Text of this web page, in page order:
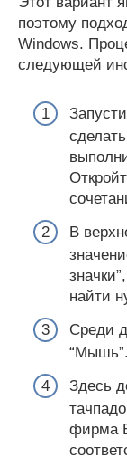
поэтому
Windows.
следующей
В
найти
Среди
“Мышь”.
Здесь
фирма